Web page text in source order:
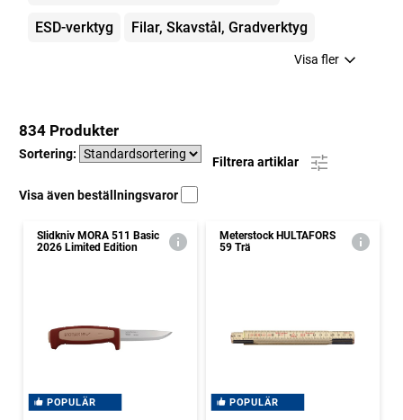
ESD-verktyg Filar, Skavstål, Gradverktyg
Visa fler
834 Produkter
Sortering:
Filtrera artiklar
Visa även beställningsvaror
Slidkniv MORA 511 Basic
2026 Limited Edition
POPULÄR
Meterstock HULTAFORS
59 Trä
POPULÄR